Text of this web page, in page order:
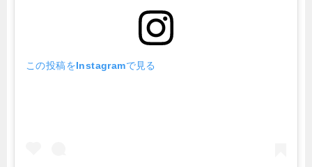
この投稿をInstagramで見る